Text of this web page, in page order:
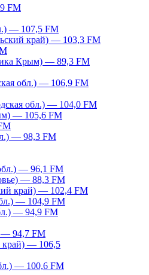
FM
— 107,5 FM
край) — 103,3 FM
Крым) — 89,3 FM
обл.) — 106,9 FM
обл.) — 104,0 FM
— 105,6 FM
— 98,3 FM
— 96,1 FM
— 88,3 FM
край) — 102,4 FM
— 104,9 FM
— 94,9 FM
— 94,7 FM
край) — 106,5
— 100,6 FM